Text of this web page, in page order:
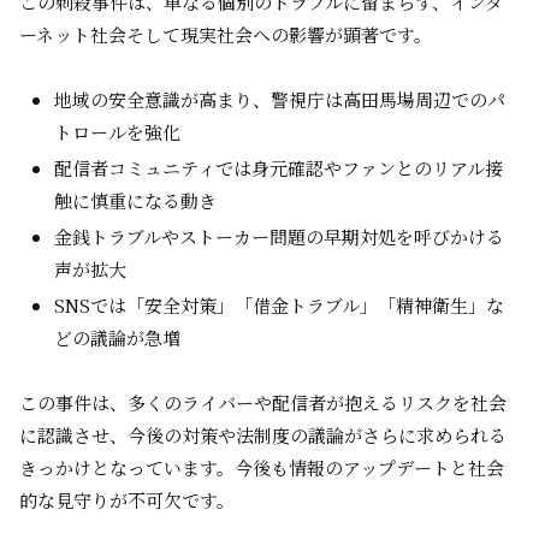
ーネット社会そして現実社会への影響が顕著です。
地域の安全意識が高まり、警視庁は高田馬場周辺でのパ
トロールを強化
配信者コミュニティでは身元確認やファンとのリアル接
触に慎重になる動き
金銭トラブルやストーカー問題の早期対処を呼びかける
声が拡大
SNSでは「安全対策」「借金トラブル」「精神衛生」な
どの議論が急増
この事件は、多くのライバーや配信者が抱えるリスクを社会
に認識させ、今後の対策や法制度の議論がさらに求められる
きっかけとなっています。今後も情報のアップデートと社会
的な見守りが不可欠です。